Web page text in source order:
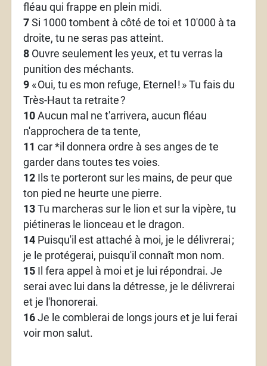
fléau qui frappe en plein midi.
7Si 1000 tombent à côté de toi et 10'000 à ta
droite, tu ne seras pas atteint.
8Ouvre seulement les yeux, et tu verras la
punition des méchants.
9«Oui, tu es mon refuge, Eternel ! » Tu fais du
Très-Haut ta retraite?
10Aucun mal ne t'arrivera, aucun fléau
n'approchera de ta tente,
11 car *il donnera ordre à ses anges de te
garder dans toutes tes voies.
12Ils te porteront sur les mains, de peur que
ton pied ne heurte une pierre.
13Tu marcheras sur le lion et sur la vipère, tu
piétineras le lionceau et le dragon.
14Puisqu'il est attaché à moi, je le délivrerai ;
je le protégerai, puisqu'il connaît mon nom.
15Il fera appel à moi et je lui répondrai. Je
serai avec lui dans la détresse, je le délivrerai
et je l'honorerai.
16Je le comblerai de longs jours et je lui ferai
voir mon salut.